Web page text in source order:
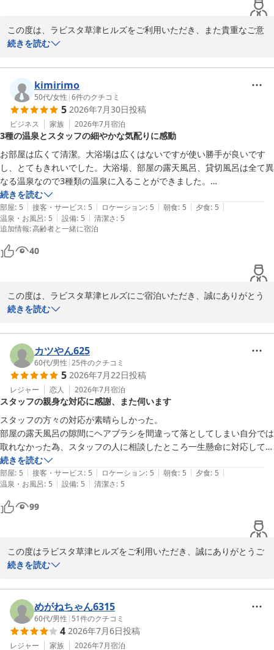
お客様のまたのお越しをスタッフ一同、心よりお待ちしておりま
す。
ラビスタ草津ヒルズ（共立リゾート）
2026-06-06
この度は、ラビスタ草津ヒルズをご利用いただき、また貴重なご意
見をお寄せいただきまして誠にありがとうございます。
き届かず、ご不快な思いとご不便をおかけしましたこと、心よりお
詫び申し上げます。
初めてご利用になるお客様にも安心してご乗車いただけるよう、ご
案内方法やスタッフ間の連携を見直し、改善に努めてまいります。
このたびは貴重なご指摘をいただき、誠にありがとうございまし
た。
また機会がございましたら、ぜひ当館にお立ち寄りくださいませ。
お客様のまたのご来館を、心よりお待ち申し上げております。
ラビスタ草津ヒルズ　フロント　堂坂
ラビスタ草津ヒルズ（共立リゾート）
2026-08-03
続きを読む
kimirimo
50代/女性 |6件のクチコミ
5 2026年7月30日投稿
ビジネス 家族 2026年7月宿泊
3種の温泉とスタッフの細やかな気配りに感動
お部屋は広くて清潔。大浴場は広くはないですが使い勝手が良いです
し、とてもきれいでした。大浴場、部屋の露天風呂、貸切風呂は全て異
なる温泉なので3種類の温泉に入ることができました。
レストランのスタッフさんは高齢の両親にクッション用意してくれた
り、お肉のカットを提案してくれたりと色々お気遣いいただきとても快
適に過ごすことができました。
夕食が遅いプランでしたが、夕方から湯畑までのシャトルバスが走りま
すので、夕食までの時間を湯畑で過ごすことができました。
残念なのはお腹が一杯すぎて夜鳴きそばがいただけなかったこと。高齢
の両親には夕飯のボリュームが多かったためご飯少なめプランがあると
良いなと感じました。
ぜひまた伺いたいです。
続きを読む
部屋: 5 | 接客・サービス: 5 | ロケーション: 5 | 朝食: 5 | 夕食: 5 |
温泉・お風呂: 5 | 設備: 5 | 清潔さ: 5
追加情報:高齢者と一緒に宿泊
40
この度は、ラビスタ草津ヒルズにご宿泊いただき、誠にありがとう
ございます。
伺い、大変嬉しく存じます。
また、それぞれ異なる3種類の温泉をご満喫いただけたとのこと、
当館ならではの湯めぐりをお楽しみいただけたようで何よりでござ
います。
ご夕食の際には、レストランスタッフの対応にも温かいお言葉を頂
戴し、誠にありがとうございます。
ご両親様にも快適にお食事をお楽しみいただけたご様子は、私ども
にとりましても大変嬉しい限りでございます。
いただいたお言葉はレストランスタッフへ共有し、今後の励みとさ
せていただきます。
また、送迎バスをご利用いただき、夕食までのお時間を湯畑散策に
充てていただけたようで、お役に立てましたことを嬉しく思ってお
ります。
一方で、ご夕食のボリュームにつきましては貴重なご意見をお寄せ
今後のサービス向上の参考として、大切にお預かりさせていただき
ます。
次回はぜひ、共立リゾート名物の夜鳴きそばもお楽しみいただけま
お客様に再びお会いできます日を、スタッフ一同心よりお待ち申し
上げております。
ラビスタ草津ヒルズ　フロント　堂坂
続きを読む
カツやん625
60代/男性 |25件のクチコミ
5 2026年7月22日投稿
レジャー 恋人 2026年7月宿泊
スタッフの親身な対応に感謝、また伺います
スタッフの方々の対応が素晴らしかった。
部屋の露天風呂の隙間にヘアブラシを間違って落としてしまい自分では
取れなかった為、スタッフの人に相談したところ一生懸命に対応してい
ただき無事取り出してもらいました。友人からプレゼントでもらった大
切なヘアブラシだったので本当に嬉しかったです。
スタッフの皆さん本当にありがとうございました。感謝です！また是非
続きを読む
部屋: 5 | 接客・サービス: 5 | ロケーション: 5 | 朝食: 5 | 夕食: 5 |
温泉・お風呂: 5 | 設備: 5 | 清潔さ: 5
99
この度はラビスタ草津ヒルズをご利用いただき、誠にありがとうご
ざいました。
す。
スタッフの対応につきまして「素晴らしかった」とのお言葉を頂戴
し、大変光栄に存じます。
無事に落とし物をお客様へお渡しすることができ、スタッフ一同、
お力になれたことを大変嬉しく思っております。
続きを読む
めがねちゃん6315
60代/男性 | 51件のクチコミ
4 2026年7月6日投稿
レジャー 家族 2026年7月宿泊